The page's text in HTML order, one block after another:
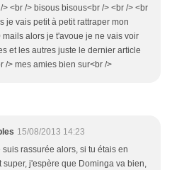
<br /> bisous bisous<br /> <br /> <br
je vais petit à petit rattraper mon
alors je t'avoue je ne vais voir
et les autres juste le dernier article
/> mes amies bien sur<br />
15/08/2013 14:23
suis rassurée alors, si tu étais en
super, j'espère que Dominga va bien,